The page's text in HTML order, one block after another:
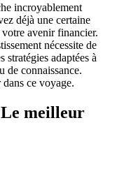
incroyablement
déjà une certaine
avenir financier.
nécessite de
stratégies adaptées à
de connaissance.
ce voyage.
meilleur